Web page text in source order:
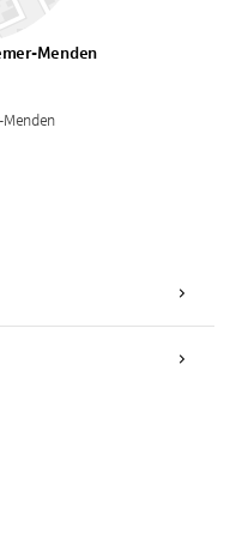
Menden
Menden